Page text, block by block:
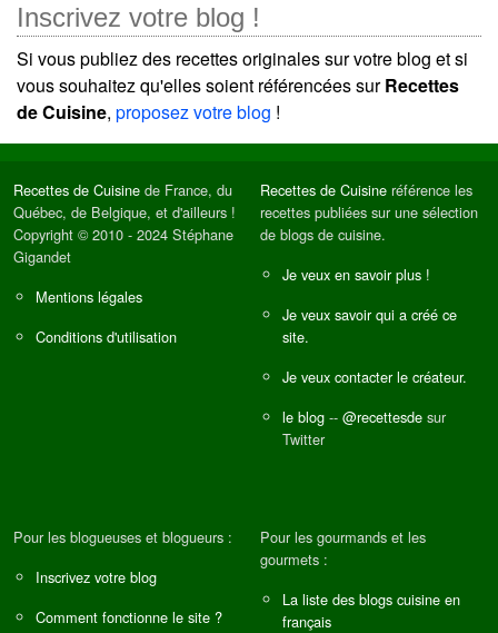
Inscrivez votre blog !
Si vous publiez des recettes originales sur votre blog et si
vous souhaitez qu'elles soient référencées surRecettes
de Cuisine, proposez votre blog !
Recettes de Cuisine de France, du
Québec, de Belgique, et d'ailleurs !
Copyright © 2010 - 2024 Stéphane
Gigandet
Mentions légales
Conditions d'utilisation
Recettes de Cuisine référence les
recettes publiées sur une sélection
de blogs de cuisine.
Je veux en savoir plus !
Je veux savoir qui a créé ce
site.
Je veux contacter le créateur.
le blog -- @recettesde sur
Twitter
Pour les blogueuses et blogueurs :
Inscrivez votre blog
Comment fonctionne le site ?
Pour les gourmands et les
gourmets :
La liste des blogs cuisine en
français